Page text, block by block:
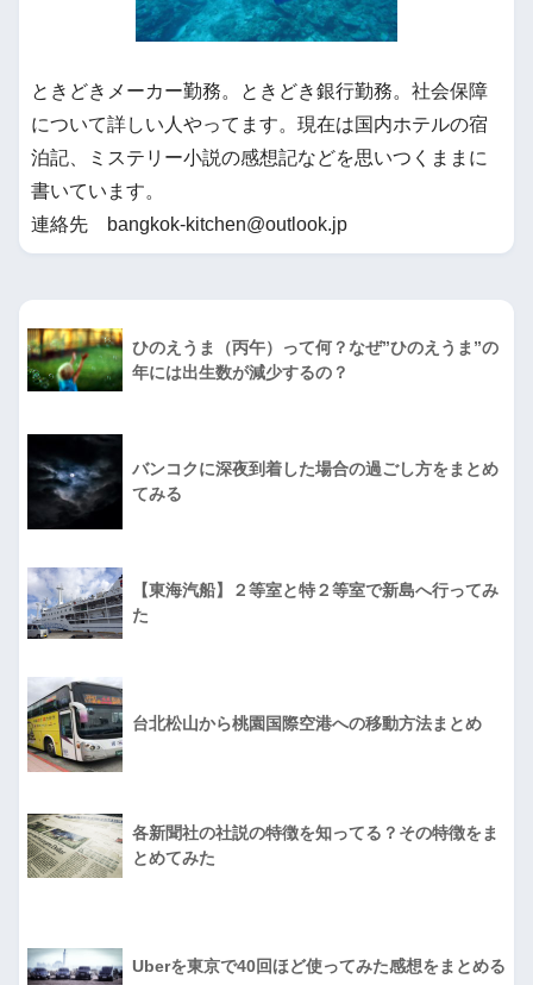
ときどきメーカー勤務。ときどき銀行勤務。社会保障
について詳しい人やってます。現在は国内ホテルの宿
泊記、ミステリー小説の感想記などを思いつくままに
書いています。
連絡先 bangkok-kitchen@outlook.jp
ひのえうま（丙午）って何？なぜ”ひのえうま”の
年には出生数が減少するの？
バンコクに深夜到着した場合の過ごし方をまとめ
てみる
【東海汽船】２等室と特２等室で新島へ行ってみ
た
台北松山から桃園国際空港への移動方法まとめ
各新聞社の社説の特徴を知ってる？その特徴をま
とめてみた
Uberを東京で40回ほど使ってみた感想をまとめる